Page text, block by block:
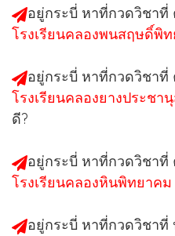
อยู่กระบี่ หาที่กวดวิชาที่
โรงเรียนคลองพนสฤษดิ์พิท
อยู่กระบี่ หาที่กวดวิชาที่
โรงเรียนคลองยางประชา
ดี?
อยู่กระบี่ หาที่กวดวิชาที่
โรงเรียนคลองหินพิทยาคม
อยู่กระบี่ หาที่กวดวิชาที่